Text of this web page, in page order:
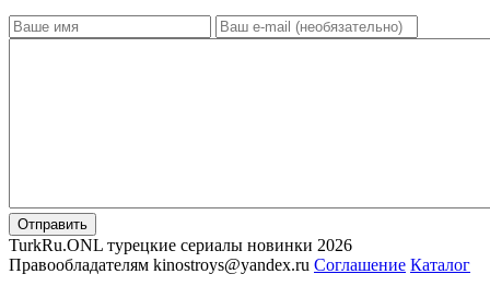
Отправить
TurkRu.ONL турецкие сериалы новинки 2026
Правообладателям kinostroys@yandex.ru Соглашение Каталог